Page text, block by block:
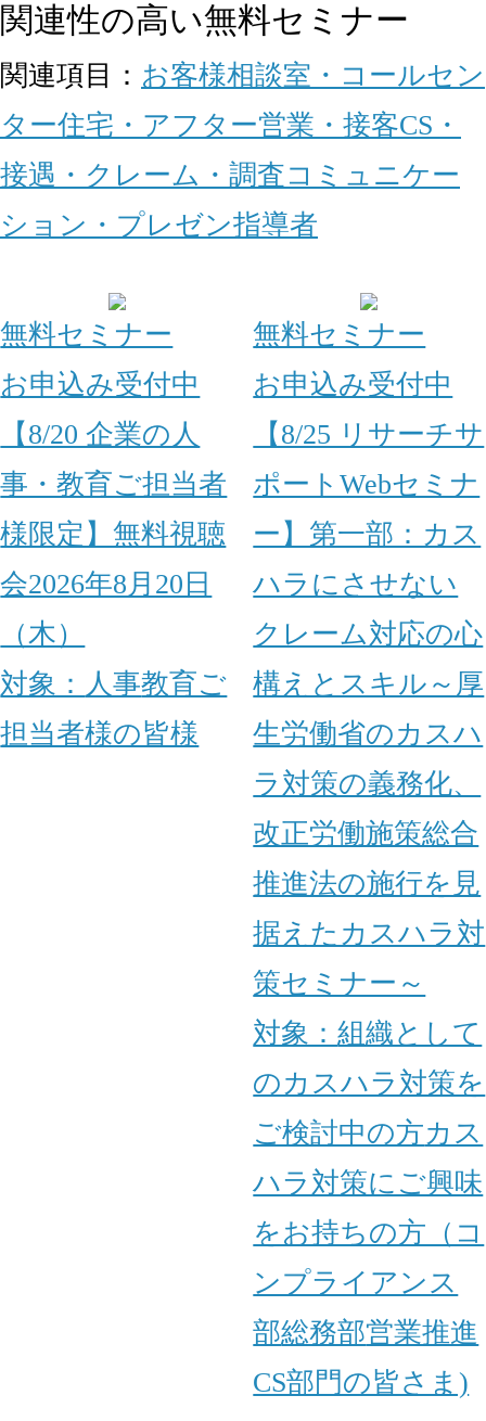
関連性の高い無料セミナー
関連項目： お客様相談室・コールセン
ター住宅・アフター営業・接客CS・
接遇・クレーム・調査コミュニケー
ション・プレゼン指導者
無料セミナー
お申込み受付中
【8/20 企業の人
事・教育ご担当者
様限定】無料視聴
会2026年8月20日
（木）
対象： 人事教育ご
担当者様の皆様
無料セミナー
お申込み受付中
【8/25 リサーチサ
ポートWebセミナ
ー】第一部：カス
ハラにさせない
クレーム対応の心
構えとスキル～厚
生労働省のカスハ
ラ対策の義務化、
改正労働施策総合
推進法の施行を見
据えたカスハラ対
策セミナー～
対象：組織として
のカスハラ対策を
ご検討中の方カス
ハラ対策にご興味
をお持ちの方（コ
ンプライアンス
部総務部営業推進
CS部門の皆さま)